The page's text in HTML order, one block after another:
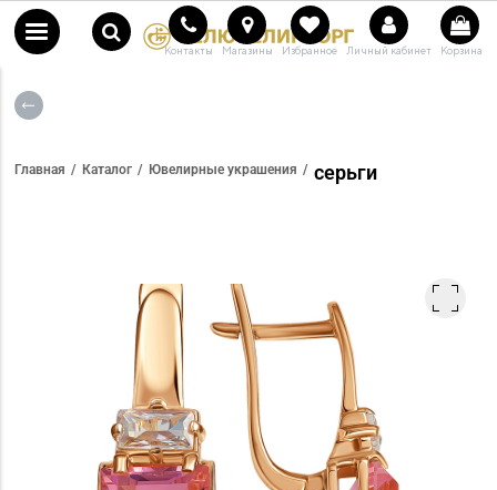
Контакты Магазины Избранное Личный кабинет Корзина
Главная Каталог Ювелирные украшения серьги